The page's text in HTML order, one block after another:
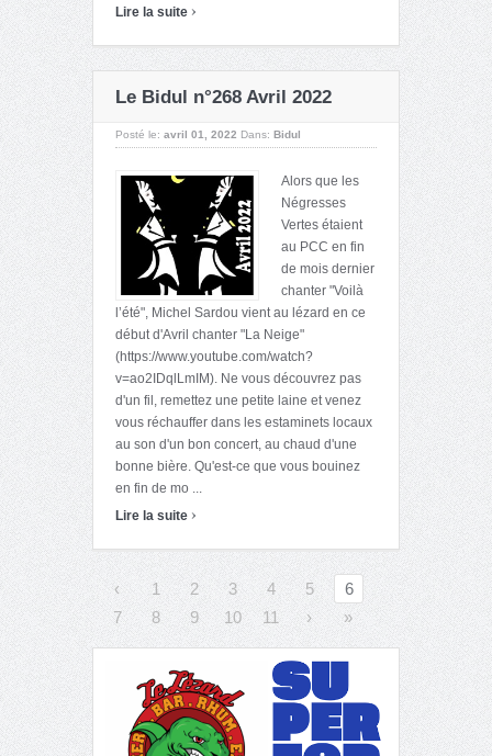
Lire la suite ›
Le Bidul n°268 Avril 2022
Posté le: avril 01, 2022 Dans: Bidul
Alors que les
Négresses
Vertes étaient
au PCC en fin
de mois dernier
chanter "Voilà
l’été", Michel Sardou vient au lézard en ce
début d'Avril chanter "La Neige"
(https://www.youtube.com/watch?
v=ao2IDqlLmIM). Ne vous découvrez pas
d'un fil, remettez une petite laine et venez
vous réchauffer dans les estaminets locaux
au son d'un bon concert, au chaud d'une
bonne bière. Qu'est-ce que vous bouinez
en fin de mo ...
Lire la suite ›
‹ 1 2 3 4 5
6
7
8 9 10 11 › »